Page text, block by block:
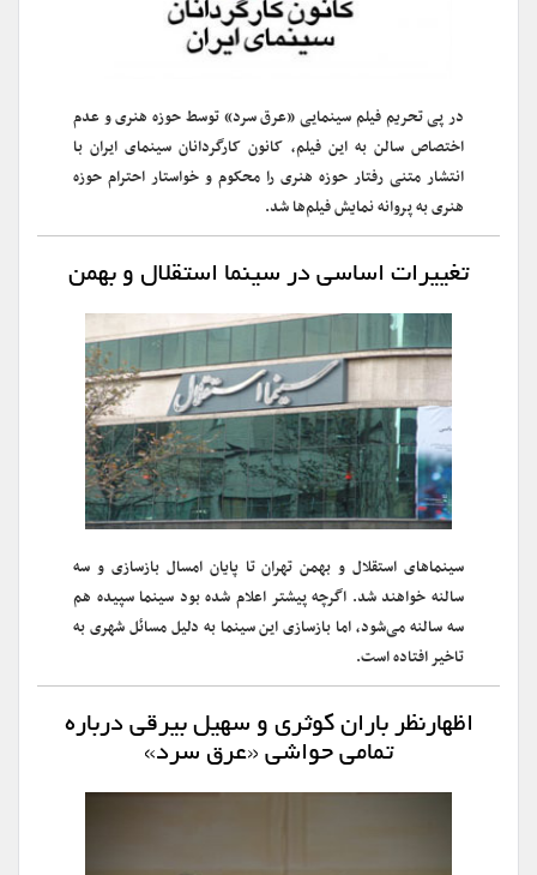
در پی تحریم فیلم سینمایی «عرق سرد» توسط حوزه هنری و عدم
اختصاص سالن به این فیلم، کانون کارگردانان سینمای ایران با
انتشار متنی رفتار حوزه هنری را محکوم و خواستار احترام حوزه
هنری به پروانه نمایش فیلم‌ها شد.
تغییرات اساسی در سینما استقلال و بهمن
سینماهای استقلال و بهمن تهران تا پایان امسال بازسازی و سه
سالنه خواهند شد. اگرچه پیشتر اعلام شده بود سینما سپیده هم
سه سالنه می‌شود، اما بازسازی این سینما به دلیل مسائل شهری به
تاخیر افتاده است.
اظهارنظر باران کوثری و سهیل بیرقی درباره
تمامی حواشی «عرق سرد»